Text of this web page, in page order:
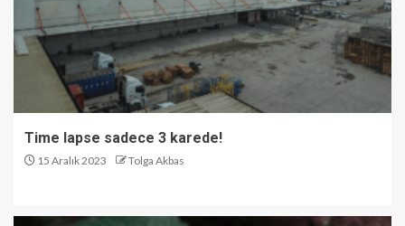
Time lapse sadece 3 karede!
15 Aralık 2023 Tolga Akbas